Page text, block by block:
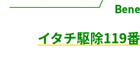
イタチ駆除119